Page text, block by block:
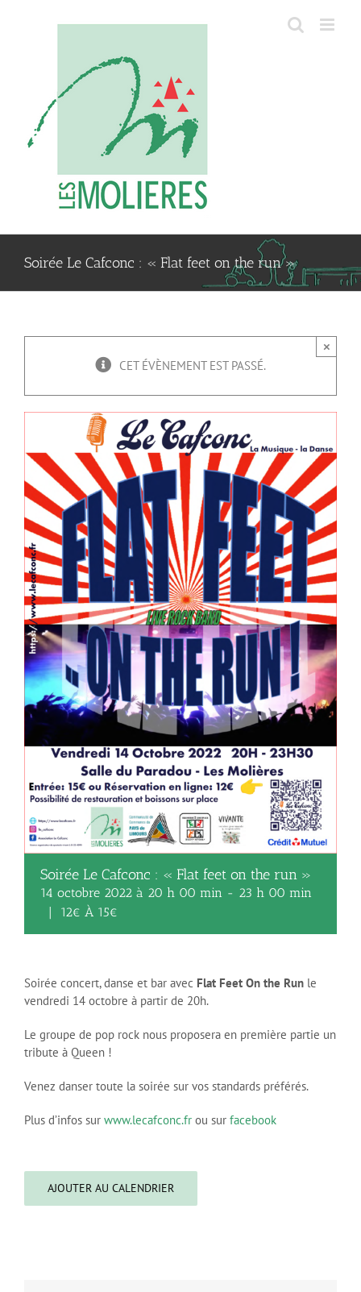
Soirée Le Cafconc : « Flat feet on the run »
CET ÉVÈNEMENT EST PASSÉ.
×
Soirée Le Cafconc : « Flat feet on the run »
14 octobre 2022 à 20 h 00 min - 23 h 00 min
|
12€ À 15€
Soirée concert, danse et bar avec Flat Feet On the Run le
vendredi 14 octobre à partir de 20h.
Le groupe de pop rock nous proposera en première partie un
tribute à Queen !
Venez danser toute la soirée sur vos standards préférés.
Plus d’infos sur www.lecafconc.fr ou sur facebook
AJOUTER AU CALENDRIER